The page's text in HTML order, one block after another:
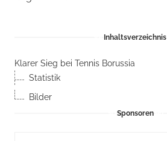
Inhaltsverzeichnis
Klarer Sieg bei Tennis Borussia
Statistik
Bilder
Sponsoren